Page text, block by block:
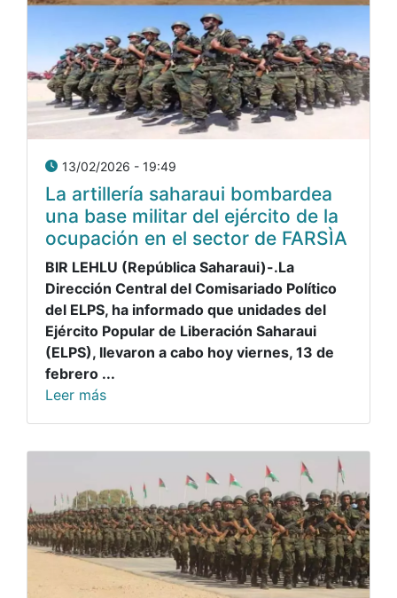
13/02/2026 - 19:49
La artillería saharaui bombardea
una base militar del ejército de la
ocupación en el sector de FARSÌA
BIR LEHLU (República Saharaui)-.La
Dirección Central del Comisariado Político
del ELPS, ha informado que unidades del
Ejército Popular de Liberación Saharaui
(ELPS), llevaron a cabo hoy viernes, 13 de
febrero ...
Leer más